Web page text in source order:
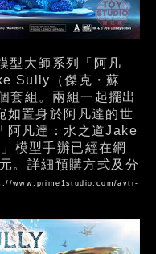
大師系列「阿凡
Sully（傑克・蘇
套組。兩組一起擺出
如置身於阿凡達的世
阿凡達：水之道Jake
模型手辦已經在網
。詳細預購方式及分
www.prime1studio.com/avtr-